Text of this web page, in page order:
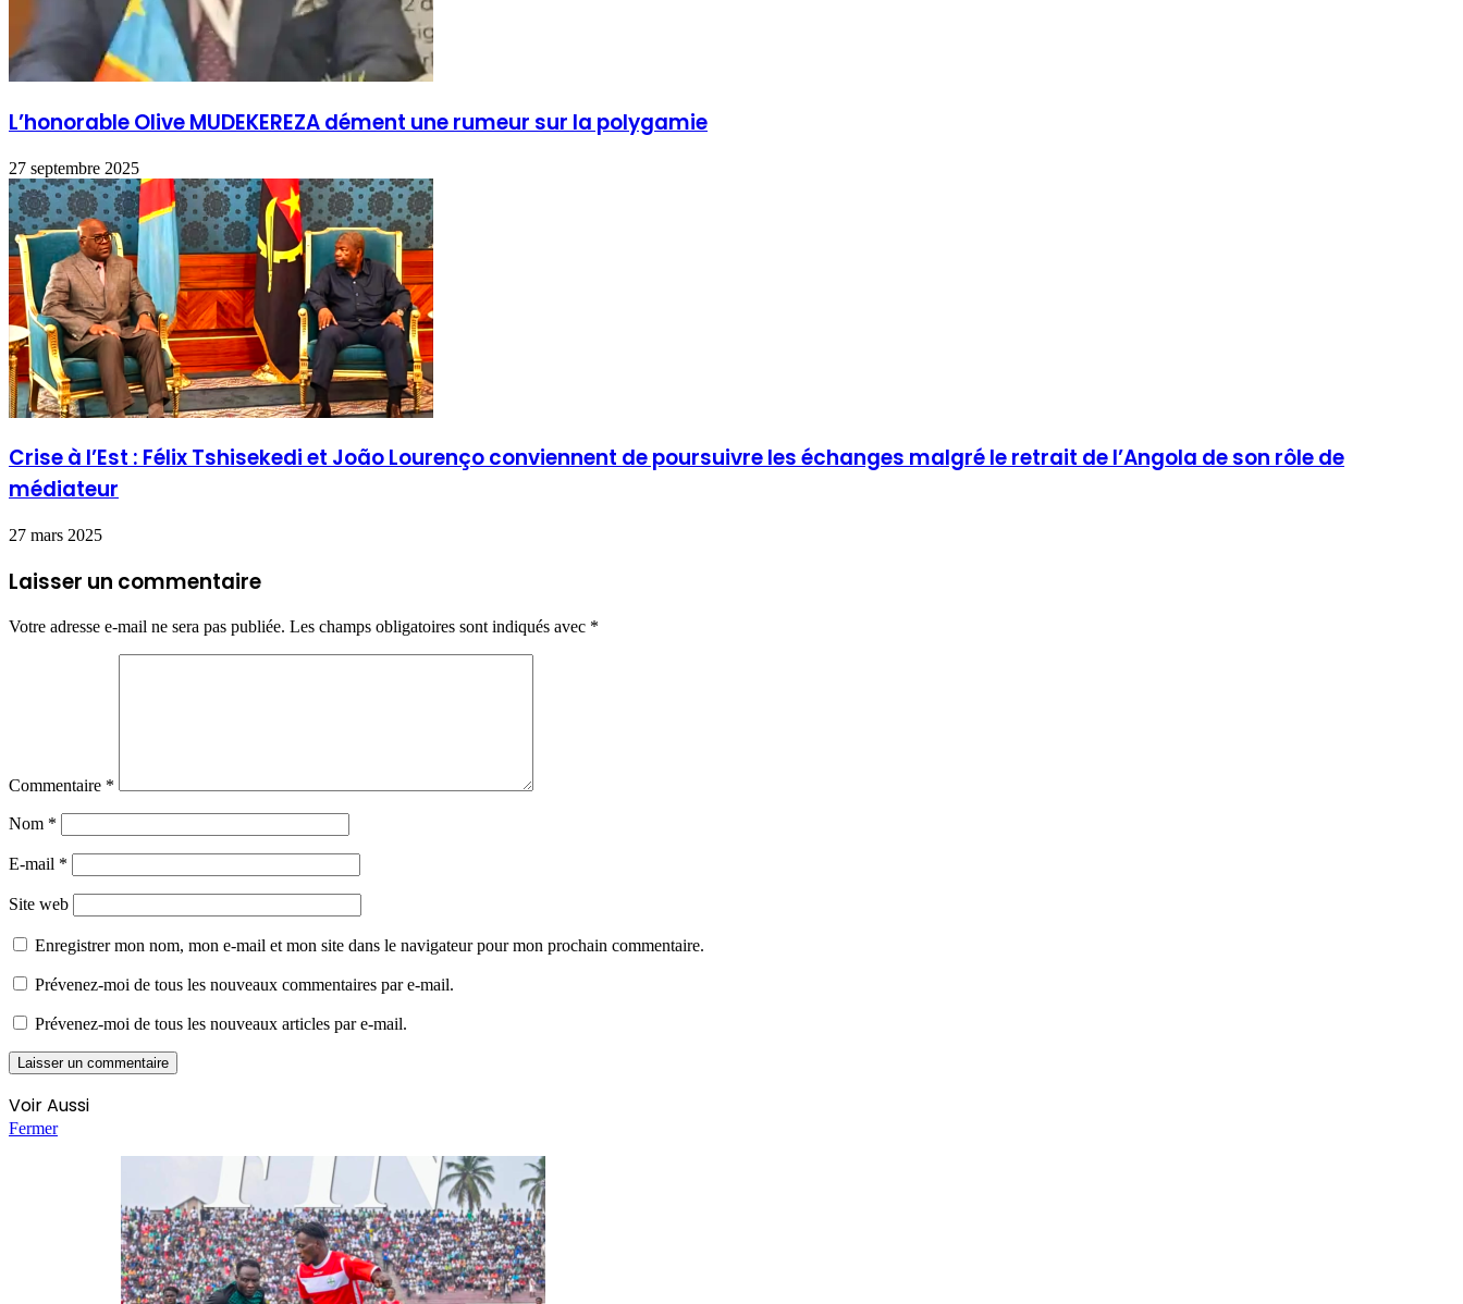
L’honorable Olive MUDEKEREZA dément une rumeur sur la polygamie
27 septembre 2025
Crise à l’Est : Félix Tshisekedi et João Lourenço conviennent de poursuivre les échanges malgré le retrait de l’Angola de son rôle de
médiateur
27 mars 2025
Laisser un commentaire
Votre adresse e-mail ne sera pas publiée. Les champs obligatoires sont indiqués avec *
Commentaire *
Nom *
E-mail *
Site web
Enregistrer mon nom, mon e-mail et mon site dans le navigateur pour mon prochain commentaire.
Prévenez-moi de tous les nouveaux commentaires par e-mail.
Prévenez-moi de tous les nouveaux articles par e-mail.
Voir Aussi
Fermer